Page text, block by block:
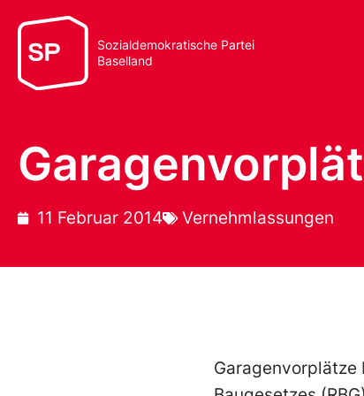
Sozialdemokratische Partei
Baselland
11 Februar 2014 Vernehmlassungen
Garagenvorplätze